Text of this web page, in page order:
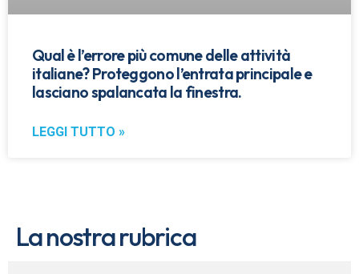
Qual è l’errore più comune delle attività
italiane? Proteggono l’entrata principale e
lasciano spalancata la finestra.
LEGGI TUTTO »
La nostra rubrica